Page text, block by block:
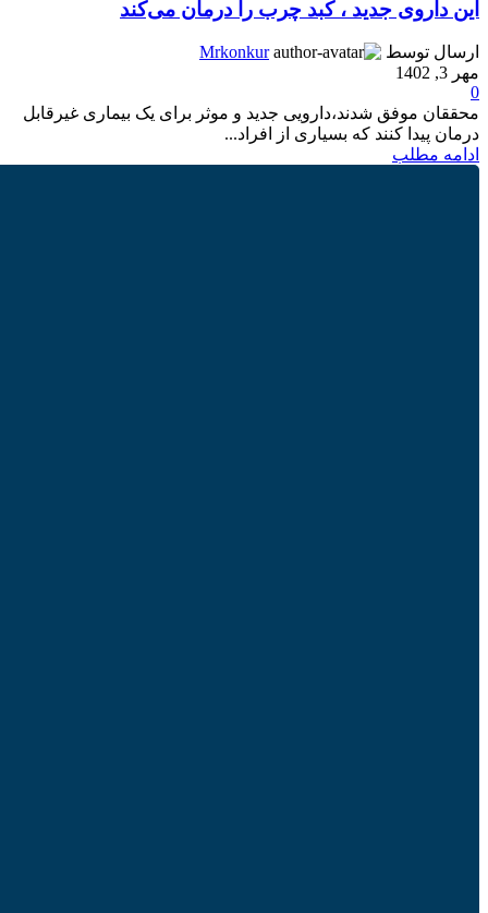
این داروی جدید ، کبد چرب را درمان می‌کند
ارسال توسط
Mrkonkur
مهر 3, 1402
0
محققان موفق شدند،دارویی جدید و موثر برای یک بیماری غیرقابل
درمان پیدا کنند که بسیاری از افراد...
ادامه مطلب